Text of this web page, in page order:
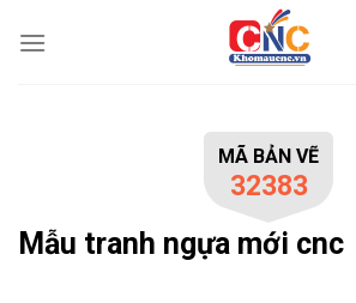
MÃ BẢN VẼ
32383
Mẫu tranh ngựa mới cnc